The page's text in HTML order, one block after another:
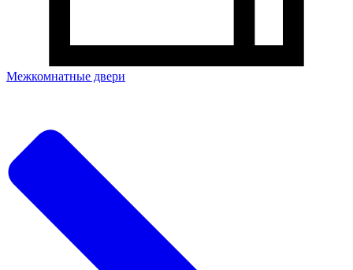
Межкомнатные двери